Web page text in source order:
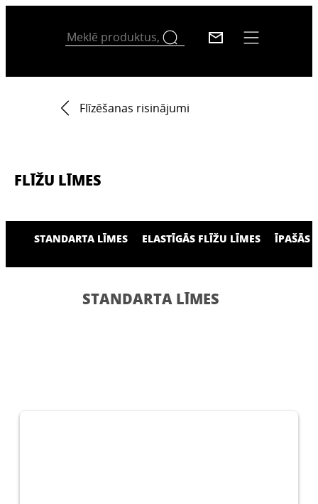
Flīzēšanas risinājumi
FLĪŽU LĪMES
STANDARTA LĪMES ELASTĪGĀS FLĪŽU LĪMES ĪPAŠĀS
STANDARTA LĪMES